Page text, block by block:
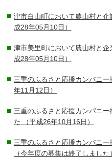
津市白山町において農山村と
成28年05月10日）
津市美里町において農山村と
成28年05月10日）
三重のふるさと応援カンパニ
年11月12日）
三重のふるさと応援カンパニ
た
（平成26年10月16日）
三重のふるさと応援カンパニ
（今年度の募集は終了しました）